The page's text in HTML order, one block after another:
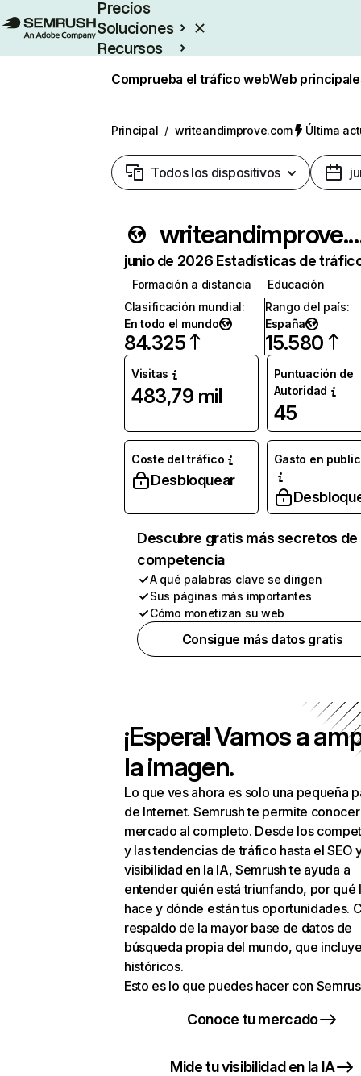
Precios
Soluciones
Recursos
Comprueba el tráfico webWeb
Principal / writeandimprove.com Última
Todos los dispositivos
junio de 2026 Estadísticas de
Formación a distancia
Educación
Clasificación mundial:
En todo el mundo
84.325
Rango del país:
España
15.580
Visitas
483,79 mil
Puntuación de
Autoridad
45
Coste del tráfico
Desbloquear
Gasto en
Descubre gratis más secretos de
competencia
A qué palabras clave se dirigen
Sus páginas más importantes
Cómo monetizan su web
Consigue más datos gratis
¡Espera! Vamos a
la imagen.
Lo que ves ahora es solo una pequeña
de Internet. Semrush te permite
mercado al completo. Desde los
y las tendencias de tráfico hasta el SEO
visibilidad en la IA, Semrush te ayuda a
entender quién está triunfando, por qué
hace y dónde están tus oportunidades.
respaldo de la mayor base de datos de
búsqueda propia del mundo, que
históricos.
Esto es lo que puedes hacer con
Conoce tu mercado
Mide tu visibilidad en la IA